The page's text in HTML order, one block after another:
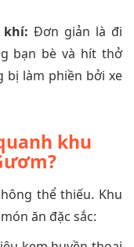
khí: Đơn giản là đi
bạn bè và hít thở
bị làm phiền bởi xe
khu
thể thiếu. Khu
ăn đặc sắc: